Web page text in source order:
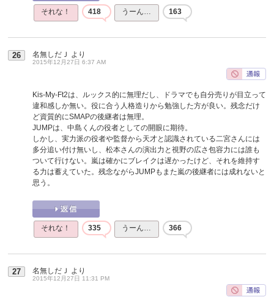
それな！ 418 うーん… 163
26 名無しだＪ より
2015年12月27日 6:37 AM
Kis-My-Ft2は、ルックス的に無理だし、ドラマでも自分売りが目立って
違和感しか無い。役に合う人格造りから勉強した方が良い。残念だけ
ど資質的にSMAPの後継者は無理。
JUMPは、中島くんの役者としての開眼に期待。
しかし、実力派の役者や監督から天才と認識されている二宮さんには
多分追い付け無いし、松本さんの演出力と視野の広さ包容力には誰も
ついて行けない。嵐は確かにブレイクは遅かったけど、それを維持す
る力は蓄えていた。残念ながらJUMPもまた嵐の後継者には成れないと
思う。
それな！ 335 うーん… 366
27 名無しだＪ より
2015年12月27日 11:31 PM